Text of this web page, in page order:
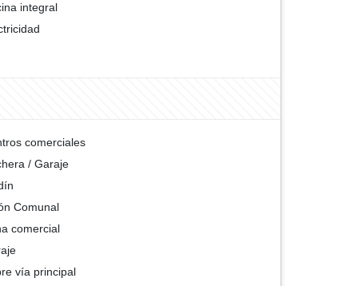
integral
comerciales
/ Garaje
Comunal
comercial
vía principal